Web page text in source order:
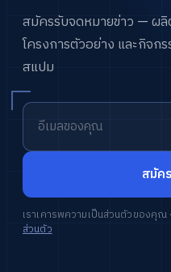
สมัครรับจดหมายข่าว —ผ
โครงการตัวอย่าง และกิจกร
สแปม
สมัค
เราเคารพความเป็นส่วนตัวของคุณ
ส่วนตัว